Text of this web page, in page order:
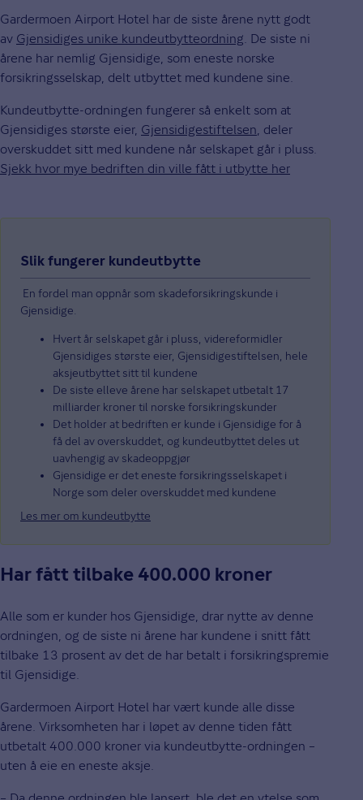
Gardermoen Airport Hotel har de siste årene nytt godt
av Gjensidiges unike kundeutbytteordning. De siste ni
årene har nemlig Gjensidige, som eneste norske
forsikringsselskap, delt utbyttet med kundene sine.
Kundeutbytte-ordningen fungerer så enkelt som at
Gjensidiges største eier, Gjensidigestiftelsen, deler
overskuddet sitt med kundene når selskapet går i pluss.
Sjekk hvor mye bedriften din ville fått i utbytte her
Slik fungerer kundeutbytte
En fordel man oppnår som skadeforsikringskunde i
Gjensidige.
Hvert år selskapet går i pluss, videreformidler
Gjensidiges største eier, Gjensidigestiftelsen, hele
aksjeutbyttet sitt til kundene
De siste elleve årene har selskapet utbetalt 17
milliarder kroner til norske forsikringskunder
Det holder at bedriften er kunde i Gjensidige for å
få del av overskuddet, og kundeutbyttet deles ut
uavhengig av skadeoppgjør
Gjensidige er det eneste forsikringsselskapet i
Norge som deler overskuddet med kundene
Les mer om kundeutbytte
Har fått tilbake 400.000 kroner
Alle som er kunder hos Gjensidige, drar nytte av denne
ordningen, og de siste ni årene har kundene i snitt fått
tilbake 13 prosent av det de har betalt i forsikringspremie
til Gjensidige.
Gardermoen Airport Hotel har vært kunde alle disse
årene. Virksomheten har i løpet av denne tiden fått
utbetalt 400.000 kroner via kundeutbytte-ordningen –
uten å eie en eneste aksje.